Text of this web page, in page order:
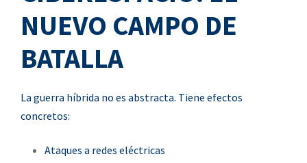
NUEVO CAMPO DE
BATALLA
La guerra híbrida no es abstracta. Tiene efectos
concretos:
Ataques a redes eléctricas